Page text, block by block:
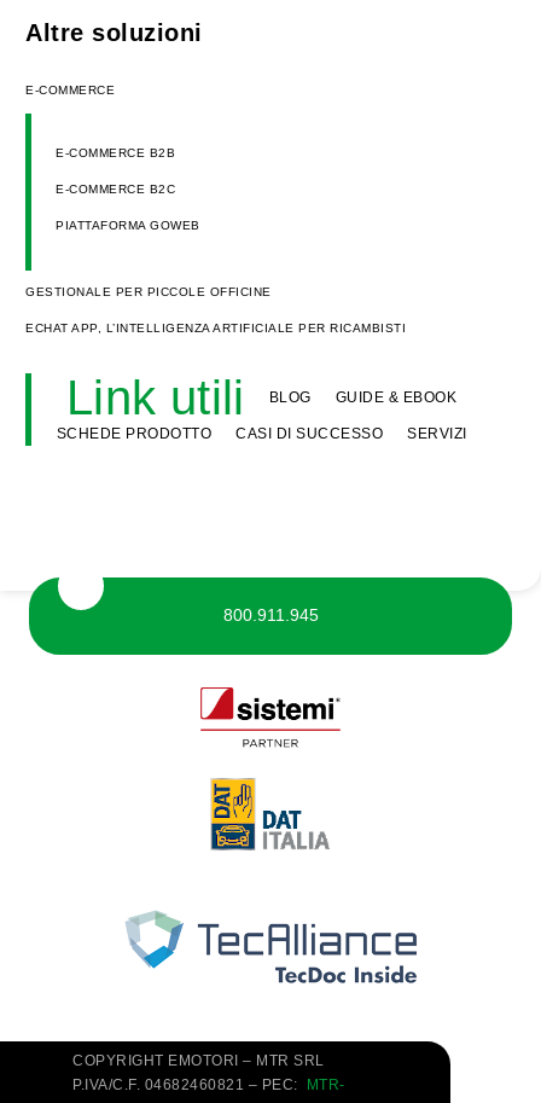
Altre soluzioni
E-COMMERCE
E-COMMERCE B2B
E-COMMERCE B2C
PIATTAFORMA GOWEB
GESTIONALE PER PICCOLE OFFICINE
ECHAT APP, L’INTELLIGENZA ARTIFICIALE PER RICAMBISTI
Link utili BLOG GUIDE & EBOOK
SCHEDE PRODOTTO CASI DI SUCCESSO SERVIZI
800.911.945
COPYRIGHT EMOTORI – MTR SRL
P.IVA/C.F. 04682460821 – PEC:
MTR-